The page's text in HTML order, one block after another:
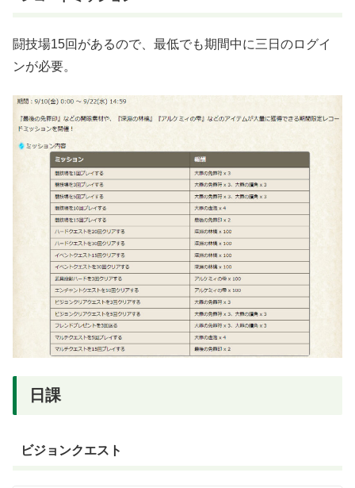
闘技場15回があるので、最低でも期間中に三日のログイ
ンが必要。
日課
ビジョンクエスト